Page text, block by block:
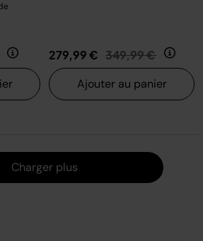
de
au 279,99 € Prix réduit de
349,99 € au
Ajouter au panier
Charger plus